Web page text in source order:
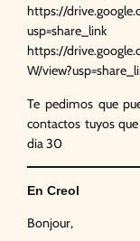
https://
usp=share_link
https://
W/
Te pedimos que
contactos tuyos
dia 30
En Creol
Bonjour,